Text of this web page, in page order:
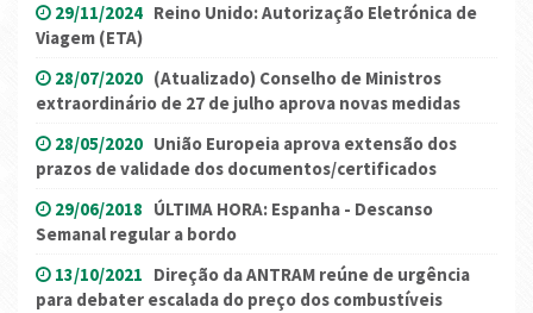
29/11/2024 Reino Unido: Autorização Eletrónica de
Viagem (ETA)
28/07/2020 (Atualizado) Conselho de Ministros
extraordinário de 27 de julho aprova novas medidas
28/05/2020 União Europeia aprova extensão dos
prazos de validade dos documentos/certificados
29/06/2018 ÚLTIMA HORA: Espanha - Descanso
Semanal regular a bordo
13/10/2021 Direção da ANTRAM reúne de urgência
para debater escalada do preço dos combustíveis